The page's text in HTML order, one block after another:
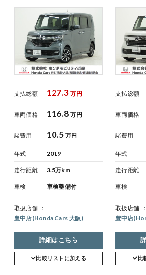
各店舗へのお問い合わせ
コーポレートサイト
点検・整備のご予約
各店舗へのお問い合わせ
コーポレートサイト
支払総額 127.3 万円
車両価格 116.8 万円
諸費用 10.5 万円
年式 2019
走行距離 3.5万km
車検 車検整備付
取扱店舗
豊中店(Honda Cars 大阪)
詳細はこちら
比較リストに加える
支払総額
車両価格
諸費用
年式
走行距離
車検
取扱店舗
豊中店
比